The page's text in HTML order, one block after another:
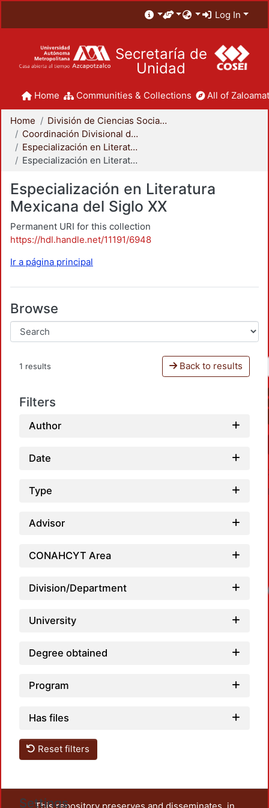
Log In
Secretaría de
Unidad
Home Communities & Collections All of
Home
División de Ciencias Sociales y Humanidades
Coordinación Divisional de Posgrado
Especialización en Literatura Mexicana del Siglo XX
Especialización en Literatura Mexicana del Siglo XX
Especialización en Literatura
Mexicana del Siglo XX
Permanent URI for this collection
https://hdl.handle.net/11191/6948
Ir a página principal
Browse
1 results Back to results
Filters
Author
Date
Type
Advisor
CONAHCYT Area
Division/Department
University
Degree obtained
Program
Has files
Reset filters
Settings